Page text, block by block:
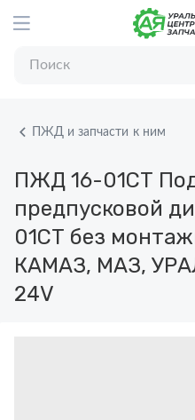
ПЖД и запчасти к ним
ПЖД 16-01СТ
предпусковой
01СТ без
КАМАЗ, МАЗ,
24V